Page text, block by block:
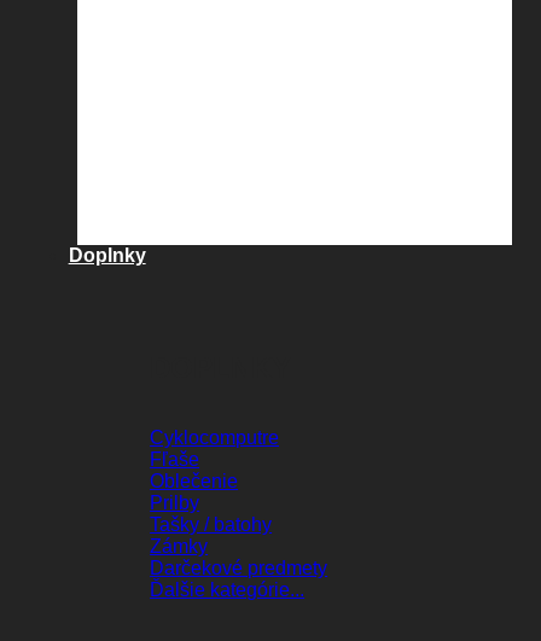
Doplnky
Cyklocomputre
Fľaše
Oblečenie
Prilby
Tašky / batohy
Zámky
Darčekové predmety
Ďalšie kategórie...